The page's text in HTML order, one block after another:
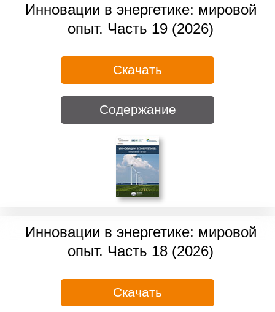
Инновации в энергетике: мировой
опыт. Часть 19 (2026)
Скачать
Содержание
Инновации в энергетике: мировой
опыт. Часть 18 (2026)
Скачать